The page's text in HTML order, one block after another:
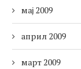
мај 2009
април 2009
март 2009